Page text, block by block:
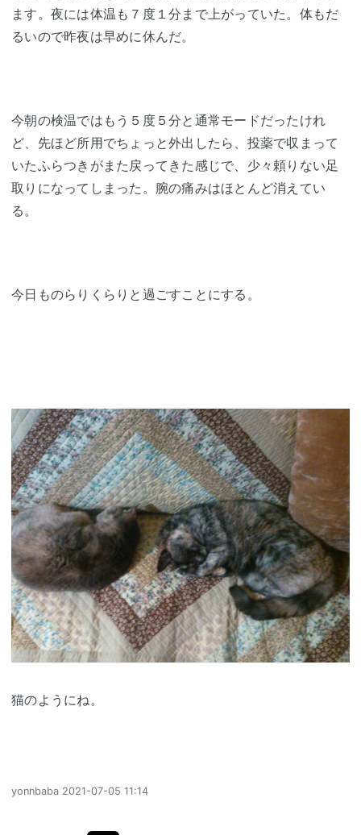
ます。夜には体温も７度１分まで上がっていた。体もだ
るいので昨夜は早めに休んだ。
今朝の検温ではもう５度５分と通常モードだったけれ
ど、先ほど所用でちょっと外出したら、投薬で収まって
いたふらつきがまた戻ってきた感じで、少々頼りない足
取りになってしまった。腕の痛みはほとんど消えてい
る。
今日ものらりくらりと過ごすことにする。
猫のようにね。
yonnbaba 2021-07-05 11:14